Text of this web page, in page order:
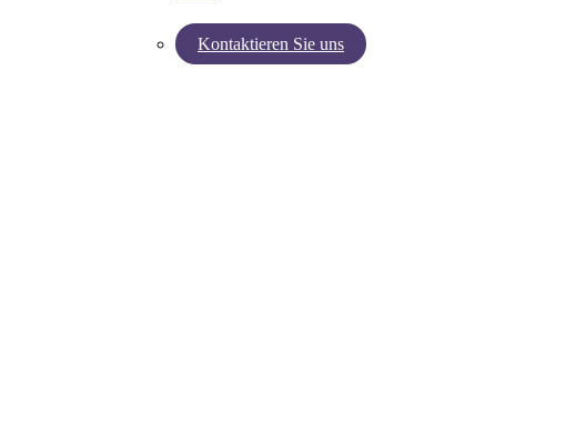
Kontaktieren Sie uns